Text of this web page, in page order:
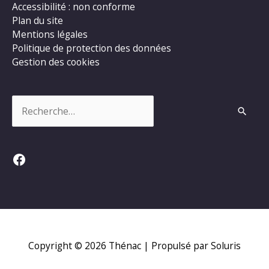
Accessibilité : non conforme
Plan du site
Mentions légales
Politique de protection des données
Gestion des cookies
Facebook
Copyright © 2026 Thénac | Propulsé par Soluris